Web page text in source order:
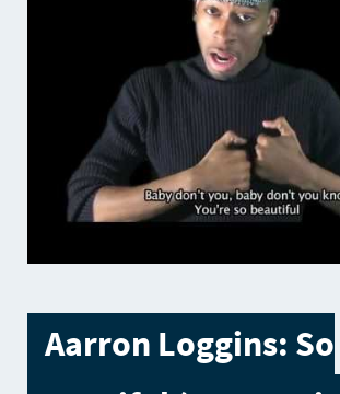
Aarron Loggins: So